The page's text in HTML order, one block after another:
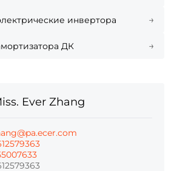
инвертора →
ДК →
Ever Zhang